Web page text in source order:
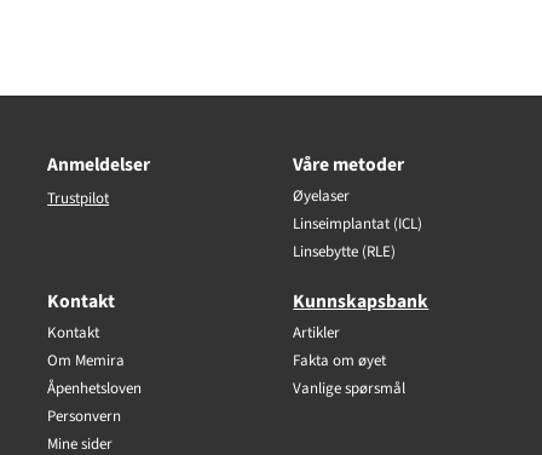
Anmeldelser
Trustpilot
Våre metoder
Øyelaser
Linseimplantat (ICL)
Linsebytte (RLE)
Kontakt
Kontakt
Om Memira
Åpenhetsloven
Personvern
Mine sider
Kunnskapsbank
Artikler
Fakta om øyet
Vanlige spørsmål